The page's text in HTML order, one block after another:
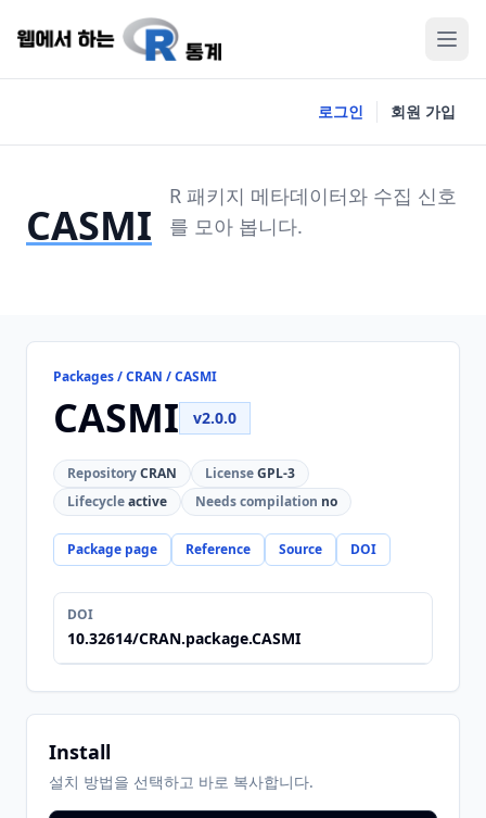
로그인 회원 가입
CASMI
R 패키지 메타데이터와 수집 신호
를 모아 봅니다.
Packages / CRAN / CASMI
CASMI v2.0.0
RepositoryCRAN LicenseGPL-3
Lifecycleactive Needs compilation no
Package page Reference Source DOI
DOI
10.32614/CRAN.package.CASMI
Install
설치 방법을 선택하고 바로 복사합니다.